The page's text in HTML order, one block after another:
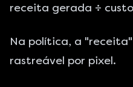
receita gerada ÷
Na política, a
rastreável por pixel.